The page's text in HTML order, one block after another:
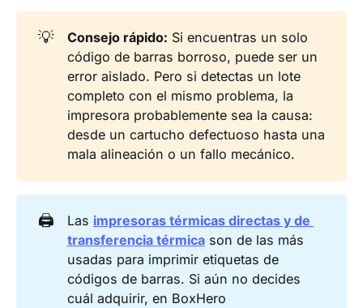
💡 Consejo rápido: Si encuentras un solo
código de barras borroso, puede ser un
error aislado. Pero si detectas un lote
completo con el mismo problema, la
impresora probablemente sea la causa:
desde un cartucho defectuoso hasta una
mala alineación o un fallo mecánico.
🖨️ Las impresoras térmicas directas y de
transferencia térmicason de las más
usadas para imprimir etiquetas de
códigos de barras. Si aún no decides
cuál adquirir, en BoxHero